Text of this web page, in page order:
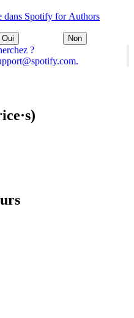
?
dans Spotify for Authors
Oui Non